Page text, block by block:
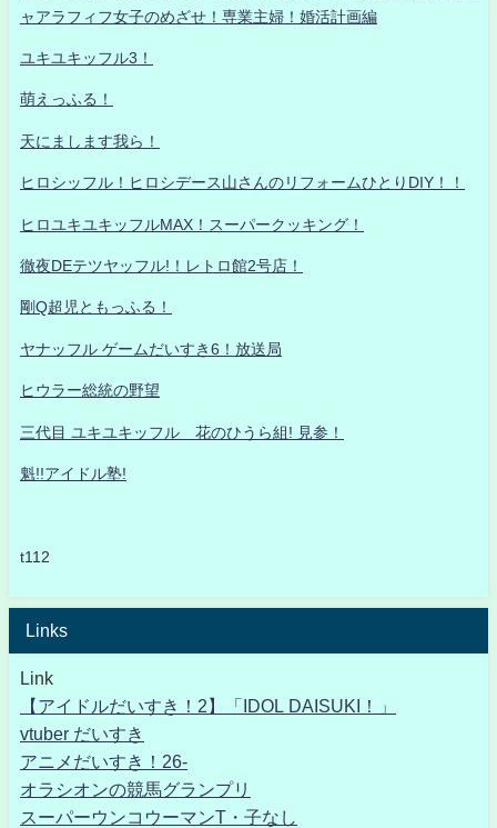
ャアラフィフ女子のめざせ！専業主婦！婚活計画編
ユキユキッフル3！
萌えっふる！
天にまします我ら！
ヒロシッフル！ヒロシデース山さんのリフォームひとりDIY！！
ヒロユキユキッフルMAX！スーパークッキング！
徹夜DEテツヤッフル!！レトロ館2号店！
剛Q超児ともっふる！
ヤナッフル ゲームだいすき6！放送局
ヒウラー総統の野望
三代目 ユキユキッフル 花のひうら組! 見参！
魁!!アイドル塾!
t112
Links
Link
【アイドルだいすき！2】「IDOL DAISUKI！」
vtuber だいすき
アニメだいすき！26-
オラシオンの競馬グランプリ
スーパーウンコウーマンT・子なし